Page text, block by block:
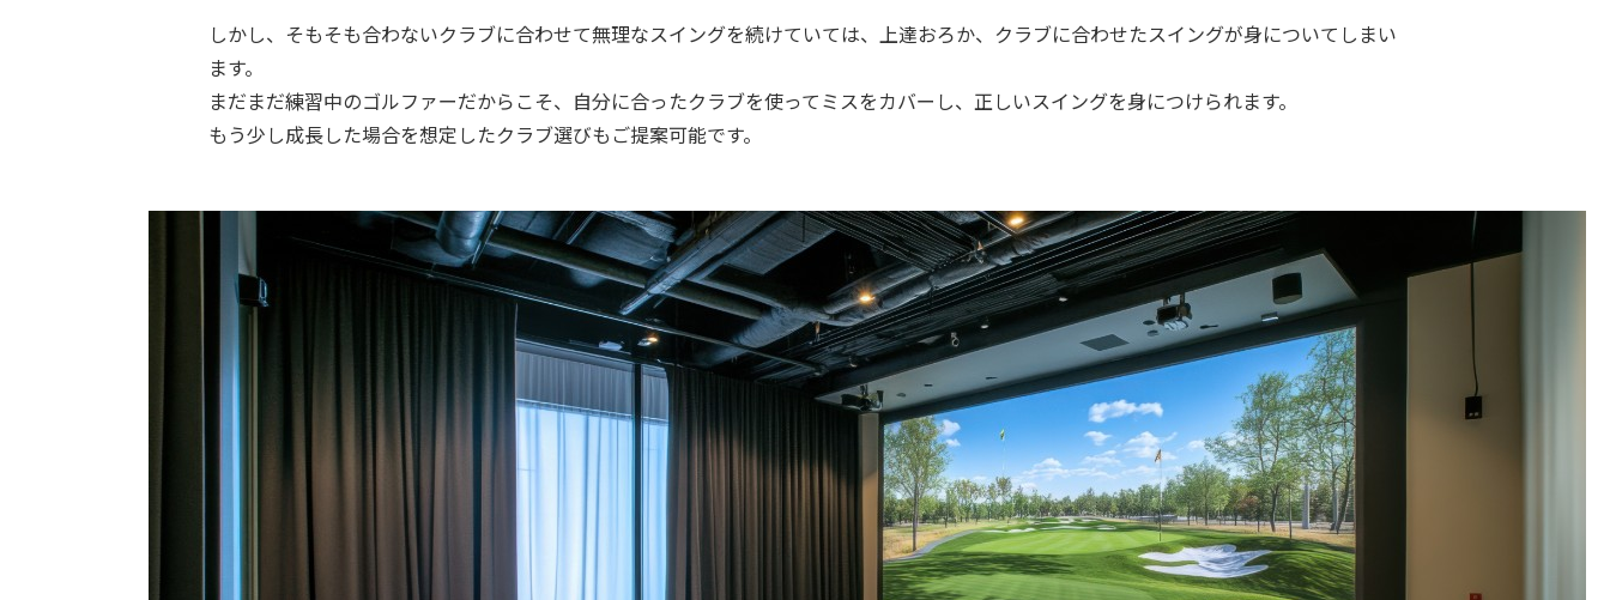
しかし、そもそも合わないクラブに合わせて無理なスイングを続けていては、上達おろか、クラブに合わせたスイングが身についてしまい
ます。
まだまだ練習中のゴルファーだからこそ、自分に合ったクラブを使ってミスをカバーし、正しいスイングを身につけられます。
もう少し成長した場合を想定したクラブ選びもご提案可能です。